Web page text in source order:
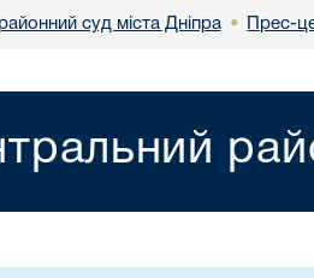
суд міста Дніпра • Прес-